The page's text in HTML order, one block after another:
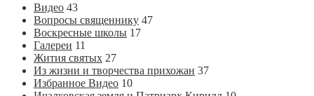
Видео 43
Вопросы священнику 47
Воскресные школы 17
Галереи 11
Жития святых 27
Из жизни и творчества прихожан 37
Избранное Видео 10